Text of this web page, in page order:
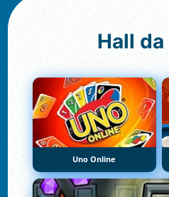
Hall da
Uno Online